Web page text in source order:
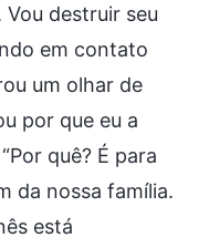
destruir seu
em contato
um olhar de
por que eu a
quê? É para
da nossa família.
está